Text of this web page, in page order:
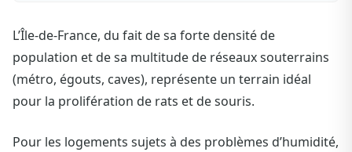
L’Île-de-France, du fait de sa forte densité de
population et de sa multitude de réseaux souterrains
(métro, égouts, caves), représente un terrain idéal
pour la prolifération de rats et de souris.
Pour les logements sujets à des problèmes d’humidité,